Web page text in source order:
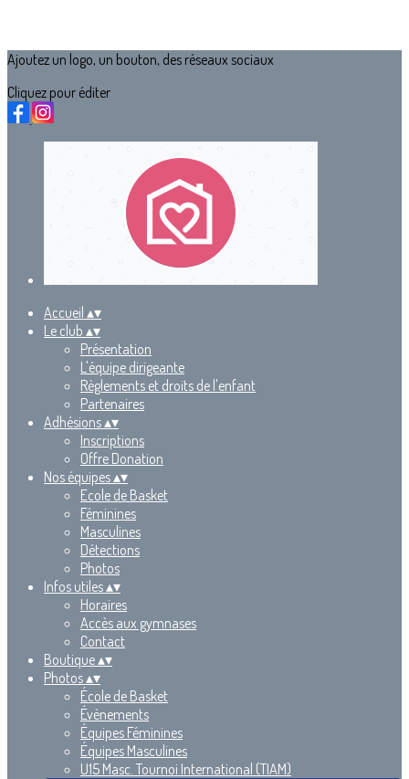
Ajoutez un logo, un bouton, des réseaux sociaux
Cliquez pour éditer
Accueil ▴▾
Le club ▴▾
Présentation
L'équipe dirigeante
Règlements et droits de l'enfant
Partenaires
Adhésions▴▾
Inscriptions
Offre Donation
Nos équipes▴▾
Ecole de Basket
Féminines
Masculines
Détections
Photos
Infos utiles▴▾
Horaires
Accès aux gymnases
Contact
Boutique▴▾
Photos▴▾
École de Basket
Évènements
Équipes Féminines
Équipes Masculines
U15 Masc. Tournoi International (TIAM)